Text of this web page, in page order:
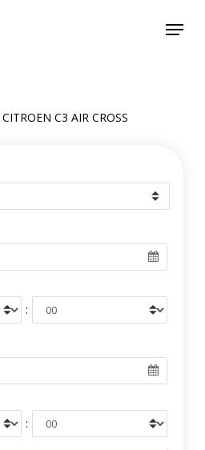
Menu
CITROEN C3 AIR CROSS
:
: